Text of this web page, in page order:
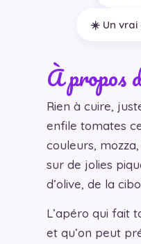
☀️ Un vrai
À propos
Rien à cuire,
enfile tomates
couleurs,
sur de jolies
d’olive, de la
L’apéro qui fait
et qu’on peut